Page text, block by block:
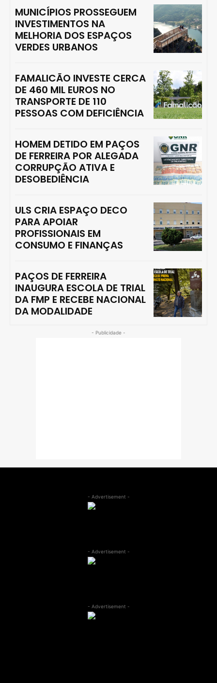
MUNICÍPIOS PROSSEGUEM
INVESTIMENTOS NA
MELHORIA DOS ESPAÇOS
VERDES URBANOS
FAMALICÃO INVESTE CERCA
DE 460 MIL EUROS NO
TRANSPORTE DE 110
PESSOAS COM DEFICIÊNCIA
HOMEM DETIDO EM PAÇOS
DE FERREIRA POR ALEGADA
CORRUPÇÃO ATIVA E
DESOBEDIÊNCIA
ULS CRIA ESPAÇO DECO
PARA APOIAR
PROFISSIONAIS EM
CONSUMO E FINANÇAS
PAÇOS DE FERREIRA
INAUGURA ESCOLA DE TRIAL
DA FMP E RECEBE NACIONAL
DA MODALIDADE
- Publicidade -
- Advertisement -
- Advertisement -
- Advertisement -